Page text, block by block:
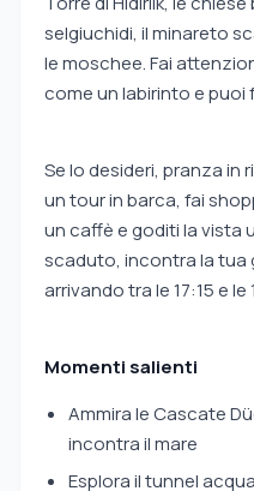
selgiuchidi, il minareto
le moschee. Fai
come un labirinto e puoi
Se lo desideri, pranza in
un tour in barca, fai
un caffè e goditi la vista
scaduto, incontra la tua
arrivando tra le 17:15 e le
Momenti salienti
Ammira le Cascate
incontra il mare
Esplora il tunnel